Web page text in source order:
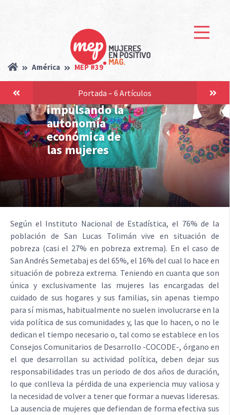
América MEP #39
Guatemala:
urdiendo las
redes del futuro
impulsando la
autonomía
económica de
las mujeres
Portada – 6 Artículos
Según el Instituto Nacional de Estadística, el 76% de la
población de San Lucas Tolimán vive en situación de
pobreza (casi el 27% en pobreza extrema). En el caso de
San Andrés Semetabaj es del 65%, el 16% del cual lo hace en
situación de pobreza extrema. Teniendo en cuanta que son
única y exclusivamente las mujeres las encargadas del
cuidado de sus hogares y sus familias, sin apenas tiempo
para sí mismas, habitualmente no suelen involucrarse en la
vida política de sus comunidades y, las que lo hacen, o no le
dedican el tiempo necesario o, tal como se establece en los
Consejos Comunitarios de Desarrollo -COCODE-, órgano en
el que desarrollan su actividad política, deben dejar sus
responsabilidades tras un periodo de dos años de duración,
lo que conlleva la pérdida de una experiencia muy valiosa y
la necesidad de volver a tener que formar a nuevas lideresas.
La ausencia de mujeres que defiendan de forma efectiva sus